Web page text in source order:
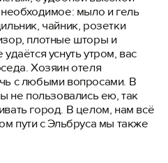
мыло и гель
чайник, розетки
плотные шторы и
уснуть утром, вас
Хозяин отеля
с любыми вопросами. В
не пользовались ею, так
город. В целом, нам всё
пути с Эльбруса мы также